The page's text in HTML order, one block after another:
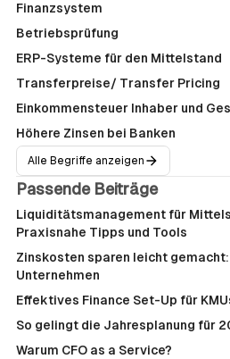
Finanzsystem
Betriebsprüfung
ERP-Systeme für den Mittelstand
Transferpreise/ Transfer Pricing
Einkommensteuer Inhaber und
Höhere Zinsen bei Banken
Alle Begriffe anzeigen
Passende Beiträge
Liquiditätsmanagement für
Praxisnahe Tipps und Tools
Zinskosten sparen leicht
Unternehmen
Effektives Finance Set-Up für
So gelingt die Jahresplanung für
Warum CFO as a Service?